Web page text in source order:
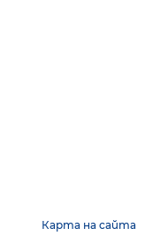
Карта на сайта